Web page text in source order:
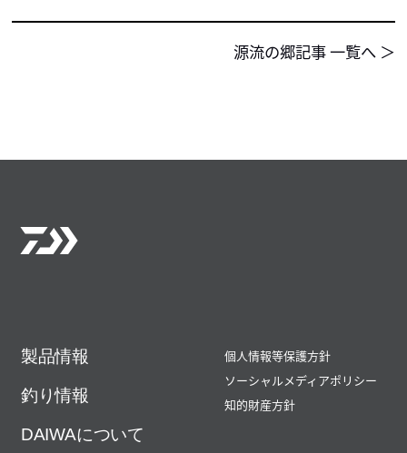
源流の郷記事 一覧へ ＞
製品情報
釣り情報
DAIWAについて
個人情報等保護方針
ソーシャルメディアポリシー
知的財産方針